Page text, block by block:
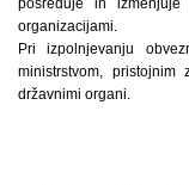
organizacijami.
Pri izpolnjevanju
ministrstvom,
državnimi organi.